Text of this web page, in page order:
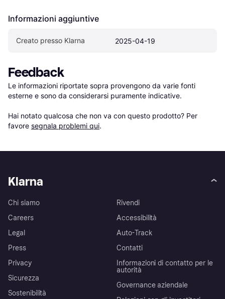
Informazioni aggiuntive
Creato presso Klarna 2025-04-19
Feedback
Le informazioni riportate sopra provengono da varie fonti
esterne e sono da considerarsi puramente indicative.
Hai notato qualcosa che non va con questo prodotto? Per
favore segnala problemi qui.
Klarna
Chi siamo
Careers
Legal
Press
Privacy
Sicurezza
Sostenibilità
Rivendi
Accessibilità
Auto-Track
Contatti
Informazioni di contatto per le
autorità
Governance aziendale